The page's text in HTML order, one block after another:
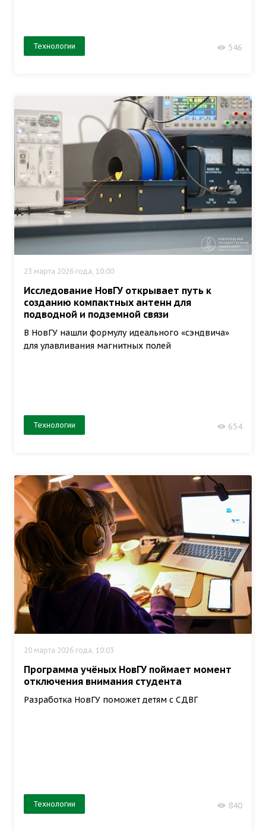
Технологии 546
23 марта 2026 года, 10:00
Исследование НовГУ открывает путь к
созданию компактных антенн для
подводной и подземной связи
В НовГУ нашли формулу идеального «сэндвича»
для улавливания магнитных полей
Технологии 654
20 марта 2026 года, 10:03
Программа учёных НовГУ поймает момент
отключения внимания студента
Разработка НовГУ поможет детям с СДВГ
Технологии 840